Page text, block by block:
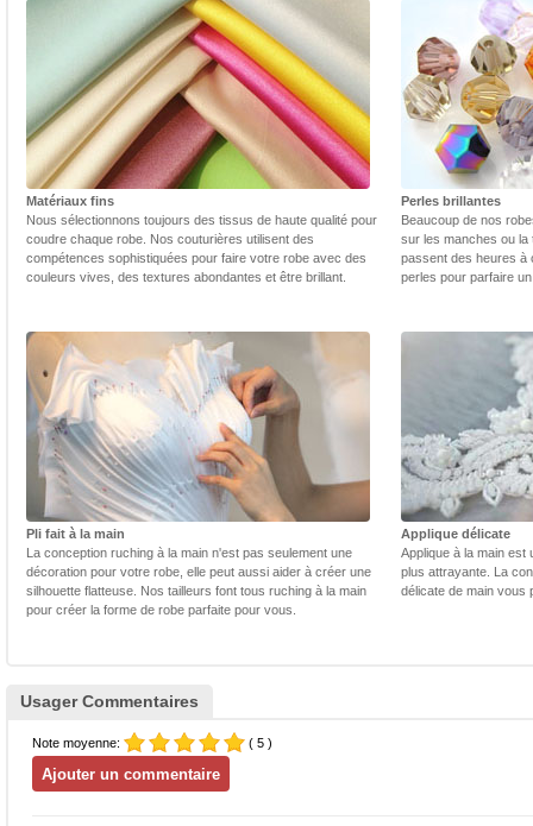
Matériaux fins
Nous sélectionnons toujours des tissus de haute qualité pour
coudre chaque robe. Nos couturières utilisent des
compétences sophistiquées pour faire votre robe avec des
couleurs vives, des textures abondantes et être brillant.
Perles brillantes
Beaucoup de nos
sur les manches ou la
passent des heures à
perles pour parfaire
Pli fait à la main
La conception ruching à la main n'est pas seulement une
décoration pour votre robe, elle peut aussi aider à créer une
silhouette flatteuse. Nos tailleurs font tous ruching à la main
pour créer la forme de robe parfaite pour vous.
Applique délicate
Applique à la main est
plus attrayante. La
délicate de main vous
Usager Commentaires
Note moyenne: ( 5 )